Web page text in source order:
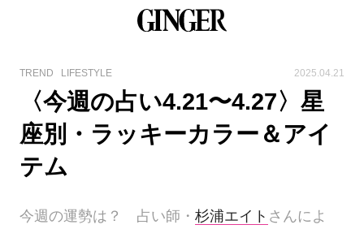
TREND LIFESTYLE 2025.04.21
〈今週の占い4.21〜4.27〉星
座別・ラッキーカラー＆アイ
テム
今週の運勢は？ 占い師・杉浦エイト さんによ